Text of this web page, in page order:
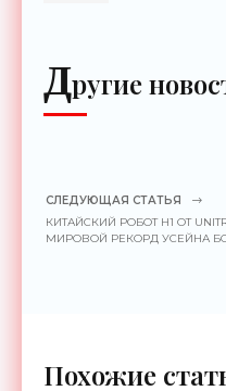
Другие
СЛЕДУЮЩАЯ СТАТЬЯ
КИТАЙСКИЙ РОБОТ H1 ОТ
МИРОВОЙ РЕКОРД УСЕЙНА
Похожие